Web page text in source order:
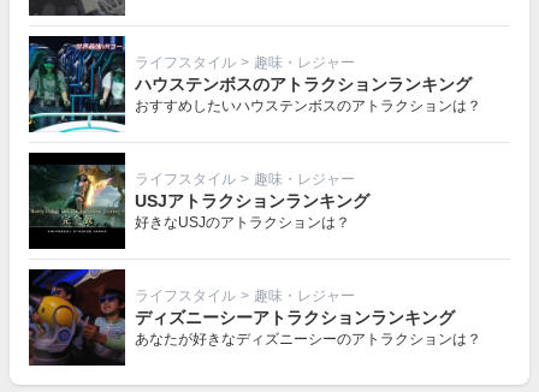
ライフスタイル > 趣味・レジャー
ハウステンボスのアトラクションランキング
おすすめしたいハウステンボスのアトラクションは？
ライフスタイル > 趣味・レジャー
USJアトラクションランキング
好きなUSJのアトラクションは？
ライフスタイル > 趣味・レジャー
ディズニーシーアトラクションランキング
あなたが好きなディズニーシーのアトラクションは？